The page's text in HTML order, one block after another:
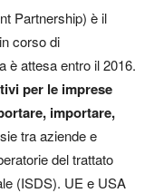
Partnership) è il
corso di
è attesa entro il 2016.
per le imprese
importare,
tra aziende e
del trattato
(ISDS). UE e USA